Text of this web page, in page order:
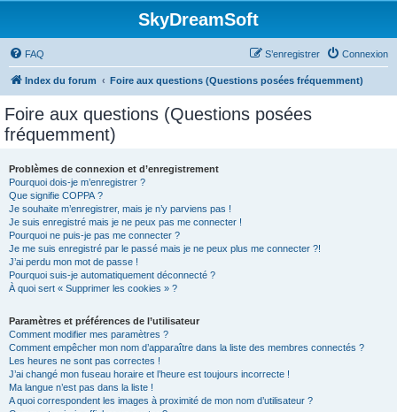
SkyDreamSoft
FAQ Connexion
S’enregistrer
Index du forum Foire aux questions (Questions posées fréquemment)
Foire aux questions (Questions posées
fréquemment)
Problèmes de connexion et d’enregistrement
Pourquoi dois-je m’enregistrer ?
Que signifie COPPA ?
Je souhaite m’enregistrer, mais je n’y parviens pas !
Je suis enregistré mais je ne peux pas me connecter !
Pourquoi ne puis-je pas me connecter ?
Je me suis enregistré par le passé mais je ne peux plus me connecter ?!
J’ai perdu mon mot de passe !
Pourquoi suis-je automatiquement déconnecté ?
À quoi sert « Supprimer les cookies » ?
Paramètres et préférences de l’utilisateur
Comment modifier mes paramètres ?
Comment empêcher mon nom d’apparaître dans la liste des membres connectés ?
Les heures ne sont pas correctes !
J’ai changé mon fuseau horaire et l’heure est toujours incorrecte !
Ma langue n’est pas dans la liste !
A quoi correspondent les images à proximité de mon nom d’utilisateur ?